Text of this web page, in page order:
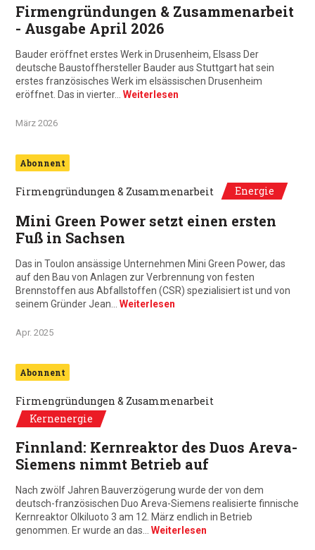
Firmengründungen & Zusammenarbeit
- Ausgabe April 2026
Bauder eröffnet erstes Werk in Drusenheim, Elsass Der
deutsche Baustoffhersteller Bauder aus Stuttgart hat sein
erstes französisches Werk im elsässischen Drusenheim
eröffnet. Das in vierter… Weiterlesen
März 2026
Abonnent
Firmengründungen & Zusammenarbeit Energie
Mini Green Power setzt einen ersten
Fuß in Sachsen
Das in Toulon ansässige Unternehmen Mini Green Power, das
auf den Bau von Anlagen zur Verbrennung von festen
Brennstoffen aus Abfallstoffen (CSR) spezialisiert ist und von
seinem Gründer Jean… Weiterlesen
Apr. 2025
Abonnent
Firmengründungen & Zusammenarbeit
Kernenergie
Finnland: Kernreaktor des Duos Areva-
Siemens nimmt Betrieb auf
Nach zwölf Jahren Bauverzögerung wurde der von dem
deutsch-französischen Duo Areva-Siemens realisierte finnische
Kernreaktor Olkiluoto 3 am 12. März endlich in Betrieb
genommen. Er wurde an das… Weiterlesen